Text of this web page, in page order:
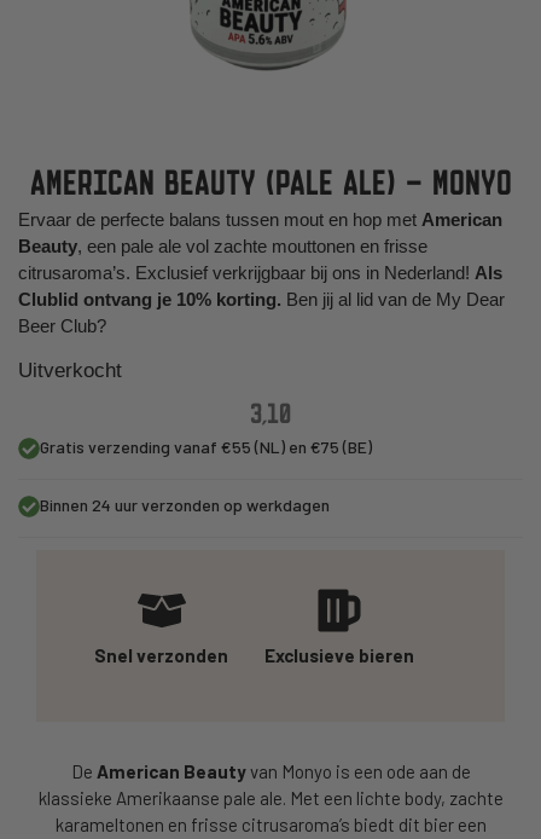
AMERICAN BEAUTY (PALE ALE) – MONYO
Ervaar de perfecte balans tussen mout en hop met American
Beauty, een pale ale vol zachte mouttonen en frisse
citrusaroma’s. Exclusief verkrijgbaar bij ons in Nederland! Als
Clublid ontvang je 10% korting. Ben jij al lid van de My Dear
Beer Club?
Uitverkocht
3,10
Gratis verzending vanaf €55 (NL) en €75 (BE)
Binnen 24 uur verzonden op werkdagen
Snel verzonden Exclusieve bieren
De American Beautyvan Monyo is een ode aan de
klassieke Amerikaanse pale ale. Met een lichte body, zachte
karameltonen en frisse citrusaroma’s biedt dit bier een